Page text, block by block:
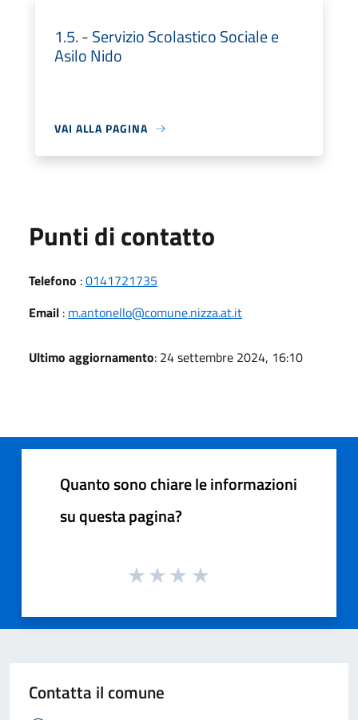
1.5. - Servizio Scolastico Sociale e
Asilo Nido
VAI ALLA PAGINA
Punti di contatto
Telefono :0141721735
Email : m.antonello@comune.nizza.at.it
Ultimo aggiornamento: 24 settembre 2024, 16:10
Quanto sono chiare le informazioni
su questa pagina?
Contatta il comune